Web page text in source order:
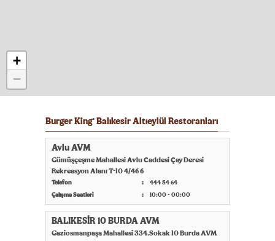
+
−
Burger King® Balıkesir Altıeylül Restoranları
Avlu AVM
Gümüşçeşme Mahallesi Avlu Caddesi Çay Deresi
Rekreasyon Alanı T-10 4/46 6
Telefon
444 54 64
Çalışma Saatleri
10:00 - 00:00
BALIKESİR 10 BURDA AVM
Gaziosmanpaşa Mahallesi 334.Sokak 10 Burda AVM